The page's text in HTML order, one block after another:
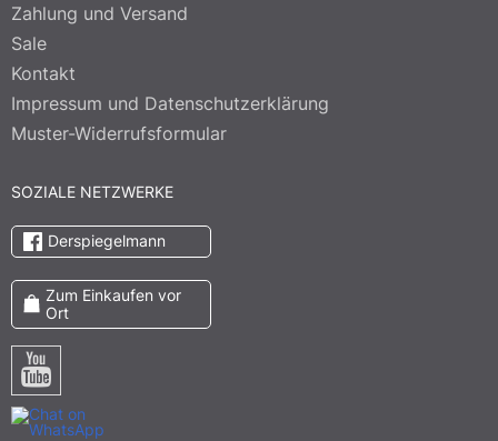
Zahlung und Versand
Sale
Kontakt
Impressum und Datenschutzerklärung
Muster-Widerrufsformular
SOZIALE NETZWERKE
Derspiegelmann
Zum Einkaufen vor
Ort